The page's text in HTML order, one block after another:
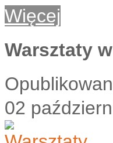
Więcej
Warsztaty
02